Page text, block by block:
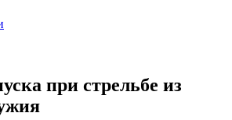
при стрельбе из